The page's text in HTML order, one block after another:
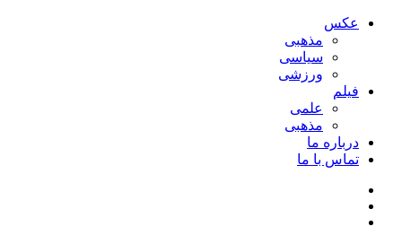
عکس
مذهبی
سیاسی
ورزشی
فیلم
علمی
مذهبی
درباره ما
تماس با ما